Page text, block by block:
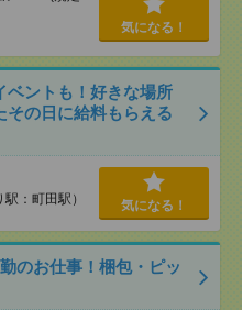
気になる！
ベントも！好きな場所
の日に給料もらえる
：町田駅） 気になる！
のお仕事！梱包・ピッ